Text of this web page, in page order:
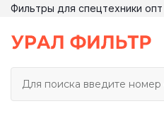
Фильтры для спецтехники опт